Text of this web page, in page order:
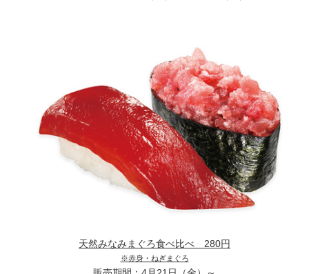
天然みなみまぐろ食べ比べ 280円
※赤身・ねぎまぐろ